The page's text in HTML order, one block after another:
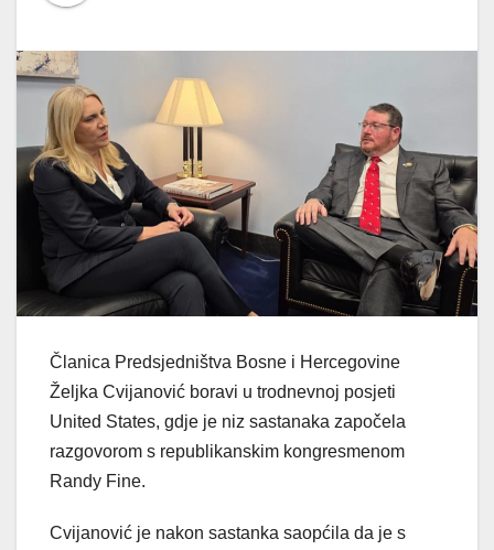
Članica Predsjedništva Bosne i Hercegovine
Željka Cvijanović boravi u trodnevnoj posjeti
United States, gdje je niz sastanaka započela
razgovorom s republikanskim kongresmenom
Randy Fine.
Cvijanović je nakon sastanka saopćila da je s